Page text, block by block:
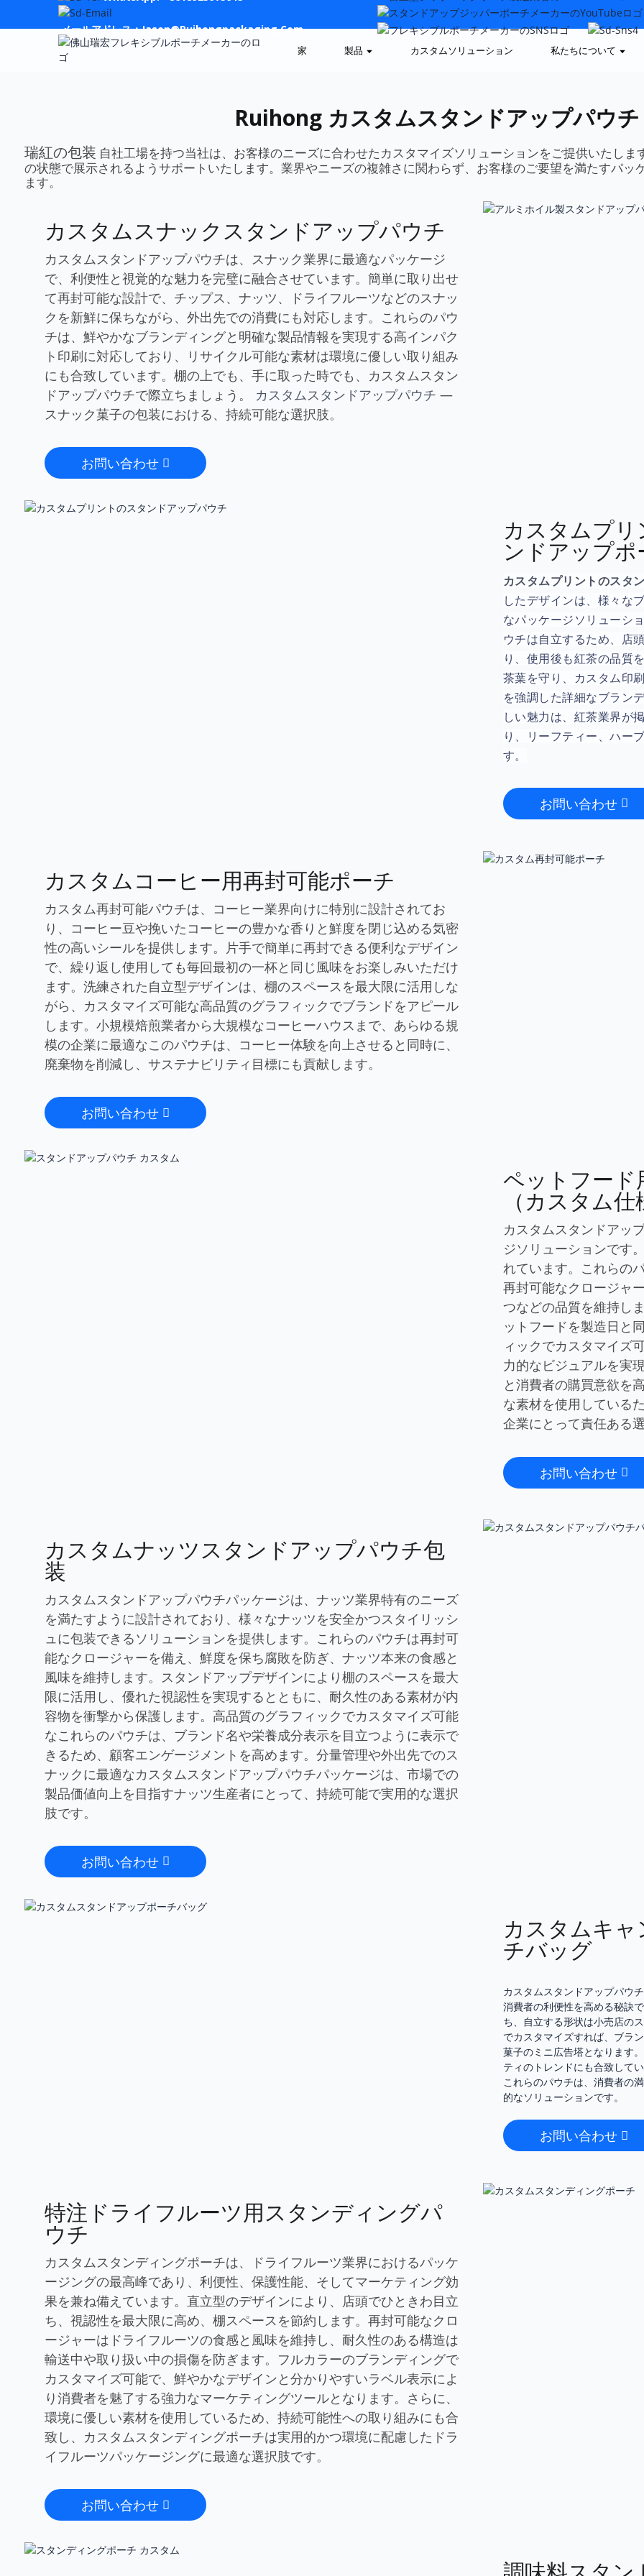
メールアドレス：Jason@ruihongpackaging.com
家 製品 カスタムソリューション 私たちについて
Ruihong カスタムスタンドアップパウチ
瑞紅の包装 自社工場を持つ当社は、お客様のニーズに合わせたカスタマイズソリューションをご提供いたし
の状態で展示されるようサポートいたします。業界やニーズの複雑さに関わらず、お客様のご要望を満たすパ
ます。
カスタムスナックスタンドアップパウチ
カスタムスタンドアップパウチは、スナック業界に最適なパッケージ
で、利便性と視覚的な魅力を完璧に融合させています。簡単に取り出せ
て再封可能な設計で、チップス、ナッツ、ドライフルーツなどのスナッ
クを新鮮に保ちながら、外出先での消費にも対応します。これらのパウ
チは、鮮やかなブランディングと明確な製品情報を実現する高インパク
ト印刷に対応しており、リサイクル可能な素材は環境に優しい取り組み
にも合致しています。棚の上でも、手に取った時でも、カスタムスタン
ドアップパウチで際立ちましょう。
カスタムスタンドアップパウチ ―
スナック菓子の包装における、持続可能な選択肢。
お問い合わせ
カスタムプ
ンドアップポ
カスタムプリントのスタ
したデザインは、様々な
なパッケージソリューシ
ウチは自立するため、店
り、使用後も紅茶の品質
茶葉を守り、カスタム印
を強調した詳細なブラン
しい魅力は、紅茶業界が
り、リーフティー、ハー
す。
お問い合わせ
カスタムコーヒー用再封可能ポーチ
カスタム再封可能パウチは、コーヒー業界向けに特別に設計されてお
り、コーヒー豆や挽いたコーヒーの豊かな香りと鮮度を閉じ込める気密
性の高いシールを提供します。片手で簡単に再封できる便利なデザイン
で、繰り返し使用しても毎回最初の一杯と同じ風味をお楽しみいただけ
ます。洗練された自立型デザインは、棚のスペースを最大限に活用しな
がら、カスタマイズ可能な高品質のグラフィックでブランドをアピール
します。小規模焙煎業者から大規模なコーヒーハウスまで、あらゆる規
模の企業に最適なこのパウチは、コーヒー体験を向上させると同時に、
廃棄物を削減し、サステナビリティ目標にも貢献します。
お問い合わせ
ペットフー
（カスタム仕
カスタムスタンドアッ
ジソリューションです
れています。これらの
再封可能なクロージャ
つなどの品質を維持し
ットフードを製造日と
ィックでカスタマイズ
力的なビジュアルを実
と消費者の購買意欲を
な素材を使用している
企業にとって責任ある
お問い合わせ
カスタムナッツスタンドアップパウチ包
装
カスタムスタンドアップパウチパッケージは、ナッツ業界特有のニーズ
を満たすように設計されており、様々なナッツを安全かつスタイリッシ
ュに包装できるソリューションを提供します。これらのパウチは再封可
能なクロージャーを備え、鮮度を保ち腐敗を防ぎ、ナッツ本来の食感と
風味を維持します。スタンドアップデザインにより棚のスペースを最大
限に活用し、優れた視認性を実現するとともに、耐久性のある素材が内
容物を衝撃から保護します。高品質のグラフィックでカスタマイズ可能
なこれらのパウチは、ブランド名や栄養成分表示を目立つように表示で
きるため、顧客エンゲージメントを高めます。分量管理や外出先でのス
ナックに最適なカスタムスタンドアップパウチパッケージは、市場での
製品価値向上を目指すナッツ生産者にとって、持続可能で実用的な選択
肢です。
お問い合わせ
カスタムキ
チバッグ
カスタムスタンドアップパウ
消費者の利便性を高める秘訣
ち、自立する形状は小売店の
でカスタマイズすれば、ブラ
菓子のミニ広告塔となります
ティのトレンドにも合致して
これらのパウチは、消費者の
的なソリューションです。
お問い合わせ
特注ドライフルーツ用スタンディングパ
ウチ
カスタムスタンディングポーチは、ドライフルーツ業界におけるパッケ
ージングの最高峰であり、利便性、保護性能、そしてマーケティング効
果を兼ね備えています。直立型のデザインにより、店頭でひときわ目立
ち、視認性を最大限に高め、棚スペースを節約します。再封可能なクロ
ージャーはドライフルーツの食感と風味を維持し、耐久性のある構造は
輸送中や取り扱い中の損傷を防ぎます。フルカラーのブランディングで
カスタマイズ可能で、鮮やかなデザインと分かりやすいラベル表示によ
り消費者を魅了する強力なマーケティングツールとなります。さらに、
環境に優しい素材を使用しているため、持続可能性への取り組みにも合
致し、カスタムスタンディングポーチは実用的かつ環境に配慮したドラ
イフルーツパッケージングに最適な選択肢です。
お問い合わせ